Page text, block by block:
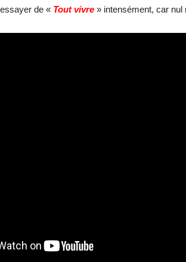
de « Tout vivre » intensément, car nul